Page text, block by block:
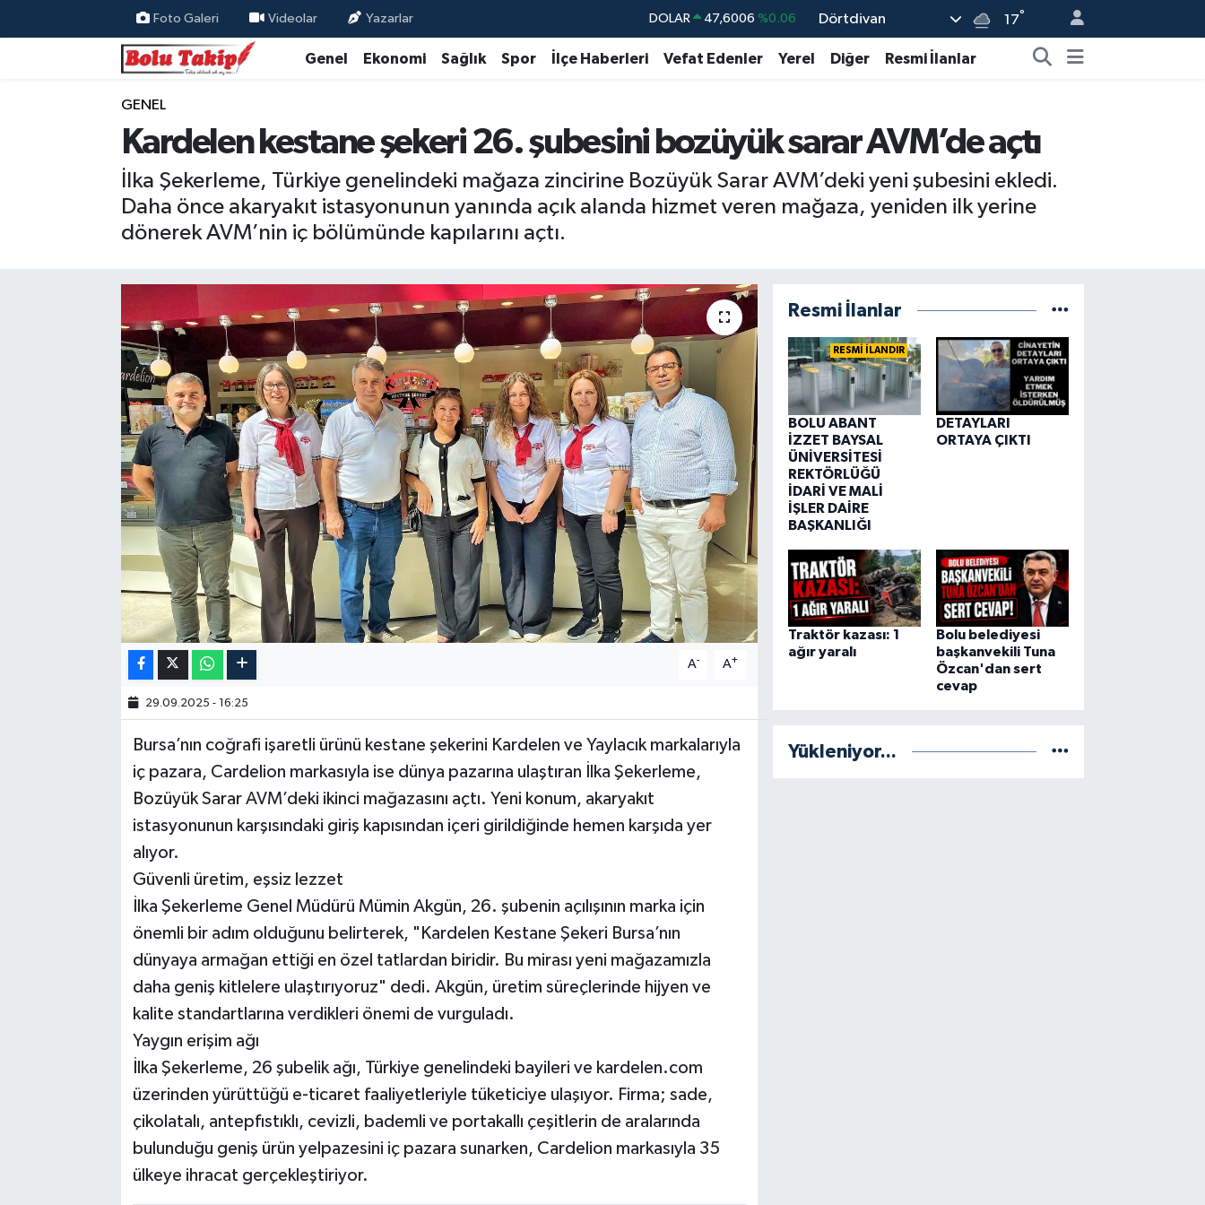
Foto Galeri Videolar Yazarlar DOLAR 47,6006 %0.06
EURO 55,0250 %0.02
BİST100 13.799 %70
BITCOIN 64.643,95 %0.16
Dörtdivan 17°
Genel Ekonomi Sağlık Spor İlçe Haberleri Vefat Edenler Yerel Diğer Resmi İlanlar
GENEL
Kardelen kestane şekeri 26. şubesini bozüyük sarar AVM’de açtı
İlka Şekerleme, Türkiye genelindeki mağaza zincirine Bozüyük Sarar AVM’deki yeni şubesini ekledi.
Daha önce akaryakıt istasyonunun yanında açık alanda hizmet veren mağaza, yeniden ilk yerine
dönerek AVM’nin iç bölümünde kapılarını açtı.
A- A+
29.09.2025 - 16:25
Bursa’nın coğrafi işaretli ürünü kestane şekerini Kardelen ve Yaylacık markalarıyla
iç pazara, Cardelion markasıyla ise dünya pazarına ulaştıran İlka Şekerleme,
Bozüyük Sarar AVM’deki ikinci mağazasını açtı. Yeni konum, akaryakıt
istasyonunun karşısındaki giriş kapısından içeri girildiğinde hemen karşıda yer
alıyor.
Güvenli üretim, eşsiz lezzet
İlka Şekerleme Genel Müdürü Mümin Akgün, 26. şubenin açılışının marka için
önemli bir adım olduğunu belirterek, "Kardelen Kestane Şekeri Bursa’nın
dünyaya armağan ettiği en özel tatlardan biridir. Bu mirası yeni mağazamızla
daha geniş kitlelere ulaştırıyoruz" dedi. Akgün, üretim süreçlerinde hijyen ve
kalite standartlarına verdikleri önemi de vurguladı.
Yaygın erişim ağı
İlka Şekerleme, 26 şubelik ağı, Türkiye genelindeki bayileri ve kardelen.com
üzerinden yürüttüğü e-ticaret faaliyetleriyle tüketiciye ulaşıyor. Firma; sade,
çikolatalı, antepfıstıklı, cevizli, bademli ve portakallı çeşitlerin de aralarında
bulunduğu geniş ürün yelpazesini iç pazara sunarken, Cardelion markasıyla 35
ülkeye ihracat gerçekleştiriyor.
Resmi İlanlar
RESMİ İLANDIR
BOLU ABANT
İZZET BAYSAL
ÜNİVERSİTESİ
REKTÖRLÜĞÜ
İDARİ VE MALİ
İŞLER DAİRE
BAŞKANLIĞI
DETAYLARI
ORTAYA ÇIKTI
Traktör kazası: 1
ağır yaralı
Bolu belediyesi
başkanvekili Tuna
Özcan'dan sert
cevap
Yükleniyor...